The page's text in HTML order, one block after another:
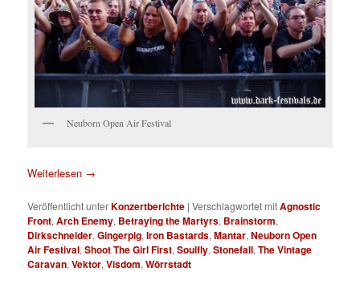
Neuborn Open Air Festival
Weiterlesen →
Veröffentlicht unterKonzertberichte |Verschlagwortet mitAgnostic
Front,Arch Enemy, Betraying the Martyrs, Brainstorm,
Dirkschneider,Gingerpig,Iron Bastards,Mantar,Neuborn Open
Air Festival,Shoot The Girl First,Soulfly,Stonefall,The Vintage
Caravan,Vektor,Visdom,Wörrstadt